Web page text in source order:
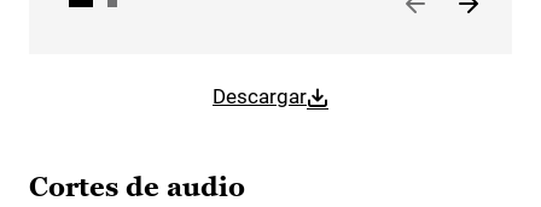
Descargar
Cortes de audio